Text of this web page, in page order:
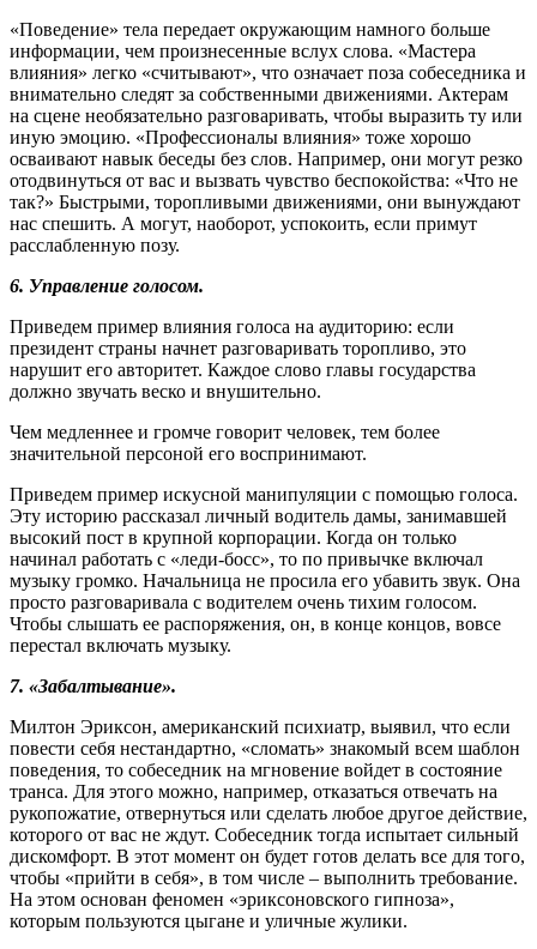
«Поведение» тела передает окружающим намного больше
информации, чем произнесенные вслух слова. «Мастера
влияния» легко «считывают», что означает поза собеседника и
внимательно следят за собственными движениями. Актерам
на сцене необязательно разговаривать, чтобы выразить ту или
иную эмоцию. «Профессионалы влияния» тоже хорошо
осваивают навык беседы без слов. Например, они могут резко
отодвинуться от вас и вызвать чувство беспокойства: «Что не
так?» Быстрыми, торопливыми движениями, они вынуждают
нас спешить. А могут, наоборот, успокоить, если примут
расслабленную позу.
6. Управление голосом.
Приведем пример влияния голоса на аудиторию: если
президент страны начнет разговаривать торопливо, это
нарушит его авторитет. Каждое слово главы государства
должно звучать веско и внушительно.
Чем медленнее и громче говорит человек, тем более
значительной персоной его воспринимают.
Приведем пример искусной манипуляции с помощью голоса.
Эту историю рассказал личный водитель дамы, занимавшей
высокий пост в крупной корпорации. Когда он только
начинал работать с «леди-босс», то по привычке включал
музыку громко. Начальница не просила его убавить звук. Она
просто разговаривала с водителем очень тихим голосом.
Чтобы слышать ее распоряжения, он, в конце концов, вовсе
перестал включать музыку.
7. «Забалтывание».
Милтон Эриксон, американский психиатр, выявил, что если
повести себя нестандартно, «сломать» знакомый всем шаблон
поведения, то собеседник на мгновение войдет в состояние
транса. Для этого можно, например, отказаться отвечать на
рукопожатие, отвернуться или сделать любое другое действие,
которого от вас не ждут. Собеседник тогда испытает сильный
дискомфорт. В этот момент он будет готов делать все для того,
чтобы «прийти в себя», в том числе – выполнить требование.
На этом основан феномен «эриксоновского гипноза»,
которым пользуются цыгане и уличные жулики.